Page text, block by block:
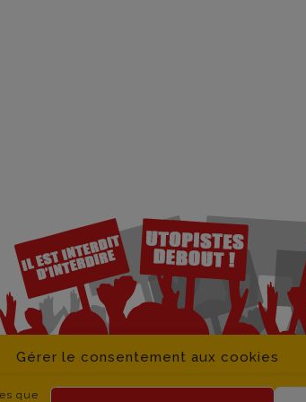
Gérer le consentement aux cookies
que